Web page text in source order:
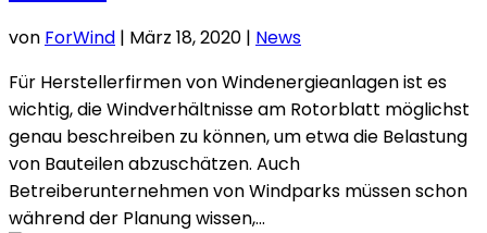
von ForWind | März 18, 2020 | News
Für Herstellerfirmen von Windenergieanlagen ist es
wichtig, die Windverhältnisse am Rotorblatt möglichst
genau beschreiben zu können, um etwa die Belastung
von Bauteilen abzuschätzen. Auch
Betreiberunternehmen von Windparks müssen schon
während der Planung wissen,...